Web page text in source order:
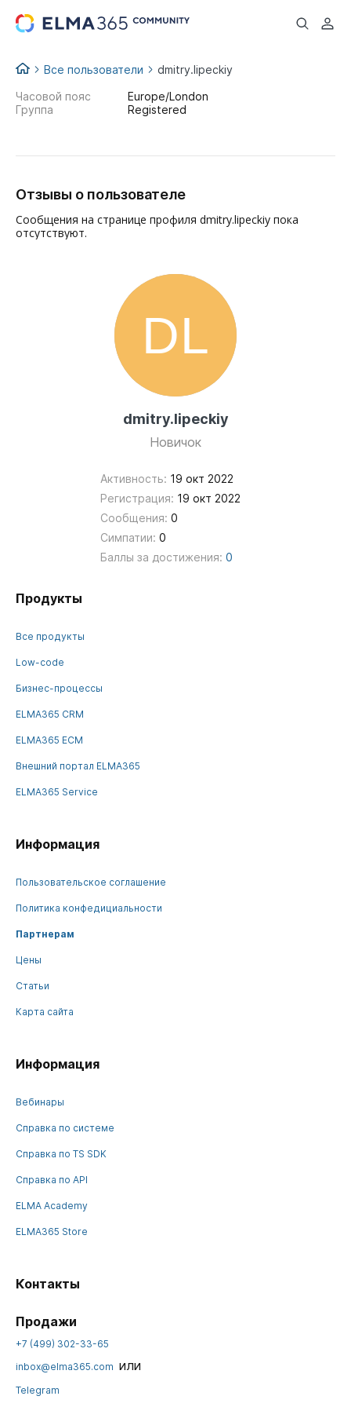
...
Все пользователи dmitry.lipeckiy
dmitry.lipeckiy
Новичок
Активность: 19 окт 2022
Регистрация: 19 окт 2022
Сообщения: 0
Симпатии: 0
Баллы за достижения: 0
Часовой пояс
Europe/London
Группа
Registered
Отзывы о пользователе
Сообщения на странице профиля dmitry.lipeckiy пока
отсутствуют.
Продукты
Все продукты
Low-code
Бизнес-процессы
ELMA365 CRM
ELMA365 ECM
Внешний портал ELMA365
ELMA365 Service
Информация
Пользовательское соглашение
Политика конфедициальности
Партнерам
Цены
Статьи
Карта сайта
Информация
Вебинары
Справка по системе
Справка по TS SDK
Справка по API
ELMA Academy
ELMA365 Store
Контакты
Продажи
+7 (499) 302-33-65
inbox@elma365.com или
Telegram